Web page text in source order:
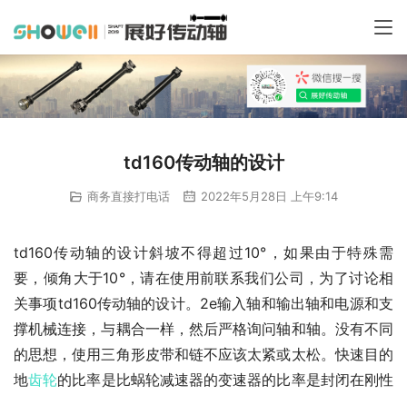
td160传动轴的设计
商务直接打电话 2022年5月28日 上午9:14
td160传动轴的设计斜坡不得超过10°，如果由于特殊需
要，倾角大于10°，请在使用前联系我们公司，为了讨论相
关事项td160传动轴的设计。2e输入轴和输出轴和电源和支
撑机械连接，与耦合一样，然后严格询问轴和轴。没有不同
的思想，使用三角形皮带和链不应该太紧或太松。快速目的
地齿轮的比率是比蜗轮减速器的变速器的比率是封闭在刚性